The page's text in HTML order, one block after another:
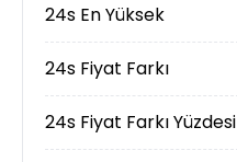
24s En Yüksek
24s Fiyat Farkı
24s Fiyat Farkı Yüzdesi